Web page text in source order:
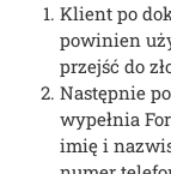
Klient po
powinien
przejść do
Następnie
wypełnia
imię i